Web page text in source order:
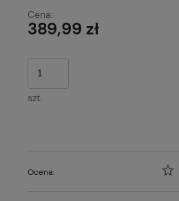
Cena:
389,99 zł
szt.
Ocena: